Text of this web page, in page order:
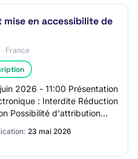
en accessibilite de
France
2026 - 11:00 Présentation
: Interdite Réduction
Possibilité d'attribution
23 mai 2026